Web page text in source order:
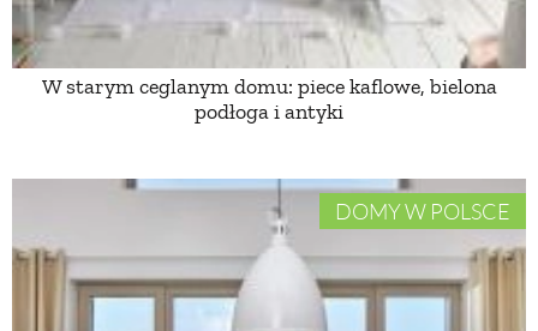
W starym ceglanym domu: piece kaflowe, bielona
podłoga i antyki
DOMY W POLSCE